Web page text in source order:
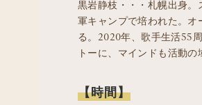
黒岩静枝・・・札幌出身
軍キャンプで培われた。オ
る。2020年、歌手生活55
トーに、マインドも活動の
【時間】